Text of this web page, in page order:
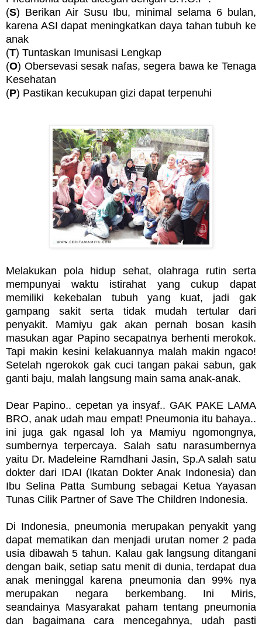
(S) Berikan Air Susu Ibu, minimal selama 6 bulan,
karena ASI dapat meningkatkan daya tahan tubuh ke
anak
(T) Tuntaskan Imunisasi Lengkap
(O) Obersevasi sesak nafas, segera bawa ke Tenaga
Kesehatan
(P) Pastikan kecukupan gizi dapat terpenuhi
Melakukan pola hidup sehat, olahraga rutin serta
mempunyai waktu istirahat yang cukup dapat
memiliki kekebalan tubuh yang kuat, jadi gak
gampang sakit serta tidak mudah tertular dari
penyakit. Mamiyu gak akan pernah bosan kasih
masukan agar Papino secapatnya berhenti merokok.
Tapi makin kesini kelakuannya malah makin ngaco!
Setelah ngerokok gak cuci tangan pakai sabun, gak
ganti baju, malah langsung main sama anak-anak.
Dear Papino.. cepetan ya insyaf.. GAK PAKE LAMA
BRO, anak udah mau empat! Pneumonia itu bahaya..
ini juga gak ngasal loh ya Mamiyu ngomongnya,
sumbernya terpercaya. Salah satu narasumbernya
yaitu Dr. Madeleine Ramdhani Jasin, Sp.A salah satu
dokter dari IDAI (Ikatan Dokter Anak Indonesia) dan
Ibu Selina Patta Sumbung sebagai Ketua Yayasan
Tunas Cilik Partner of Save The Children Indonesia.
Di Indonesia, pneumonia merupakan penyakit yang
dapat mematikan dan menjadi urutan nomer 2 pada
usia dibawah 5 tahun. Kalau gak langsung ditangani
dengan baik, setiap satu menit di dunia, terdapat dua
anak meninggal karena pneumonia dan 99% nya
merupakan negara berkembang. Ini Miris,
seandainya Masyarakat paham tentang pneumonia
dan bagaimana cara mencegahnya, udah pasti